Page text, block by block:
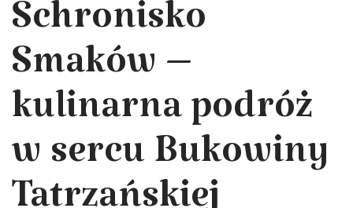
Schronisko
Smaków –
kulinarna podróż
w sercu Bukowiny